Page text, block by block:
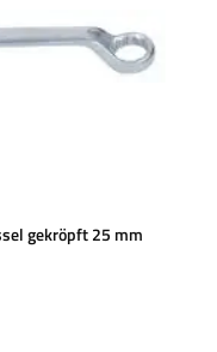
gekröpft 25 mm